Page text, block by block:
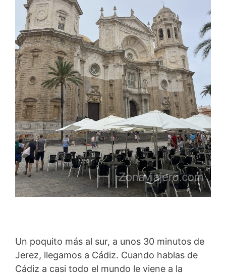
Un poquito más al sur, a unos 30 minutos de
Jerez, llegamos a Cádiz. Cuando hablas de
Cádiz a casi todo el mundo le viene a la